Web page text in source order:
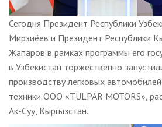
Сегодня Президент Республики
Мирзиёев и Президент Республики
Жапаров в рамках программы его
в Узбекистан торжественно
производству легковых
техники ООО «TULPAR MOTORS»,
Ак-Суу, Кыргызстан.